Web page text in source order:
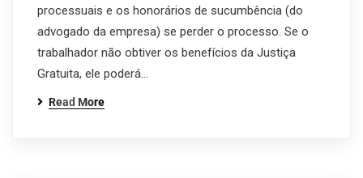
processuais e os honorários de sucumbência (do
advogado da empresa) se perder o processo. Se o
trabalhador não obtiver os benefícios da Justiça
Gratuita, ele poderá…
Read More